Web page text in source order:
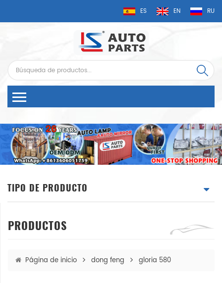
ES EN RU
TIPO DE PRODUCTO
PRODUCTOS
Página de inicio dong feng gloria 580